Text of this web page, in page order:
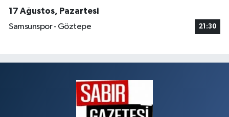
17 Ağustos, Pazartesi
Samsunspor - Göztepe
21:30